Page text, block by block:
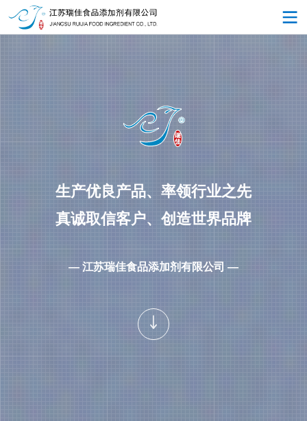
生产优良产品、率领行业之先
真诚取信客户、创造世界品牌
— 江苏瑞佳食品添加剂有限公司 —